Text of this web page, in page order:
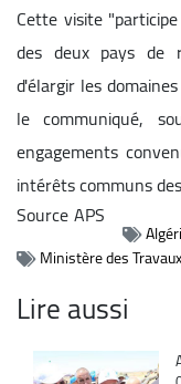
Cette visite
des deux pays de
d'élargir les
le communiqué,
engagements
intérêts communs
SourceAPS
Ministère des
Lire aussi